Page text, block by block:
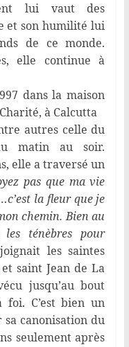
lui vaut des
et son humilité lui
de ce monde.
elle continue à
dans la maison
à Calcutta
autres celle du
matin au soir.
elle a traversé un
pas que ma vie
la fleur que je
chemin. Bien au
ténèbres pour
les saintes
saint Jean de La
jusqu’au bout
C’est bien un
canonisation du
seulement après